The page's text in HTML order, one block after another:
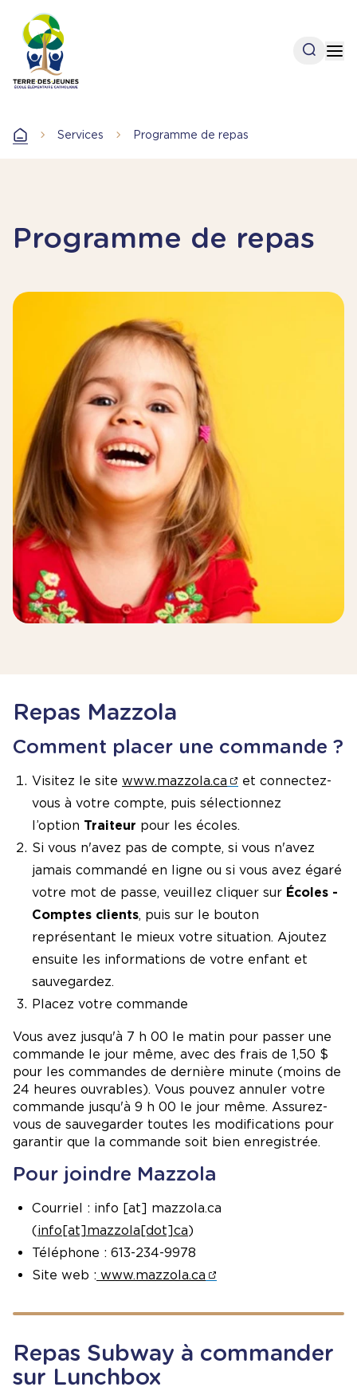
contenu
principal
Open
AccueilServices Programme de repas
Programme de repas
Repas Mazzola
Comment placer une commande ?
Visitez le site www.mazzola.ca
et connectez-
vous à votre compte, puis sélectionnez
l’option Traiteur pour les écoles.
Si vous n'avez pas de compte, si vous n'avez
jamais commandé en ligne ou si vous avez égaré
votre mot de passe, veuillez cliquer sur Écoles -
Comptes clients, puis sur le bouton
représentant le mieux votre situation. Ajoutez
ensuite les informations de votre enfant et
sauvegardez.
Placez votre commande
Vous avez jusqu'à 7 h 00 le matin pour passer une
commande le jour même, avec des frais de 1,50 $
pour les commandes de dernière minute (moins de
24 heures ouvrables). Vous pouvez annuler votre
commande jusqu'à 9 h 00 le jour même. Assurez-
vous de sauvegarder toutes les modifications pour
garantir que la commande soit bien enregistrée.
Pour joindre Mazzola
Courriel : info [at] mazzola.ca
(info[at]mazzola[dot]ca)
Téléphone : 613-234-9978
Site web : www.mazzola.ca
Repas Subway à commander
sur Lunchbox